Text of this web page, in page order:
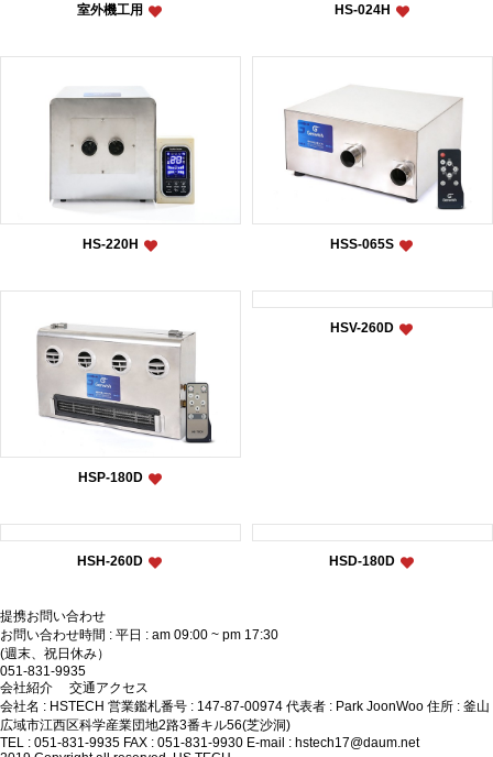
室外機工用 HS-024H
HS-220H HSS-065S
HSP-180D
HSV-260D
HSH-260D HSD-180D
提携お問い合わせ
お問い合わせ時間 : 平日 : am 09:00 ~ pm 17:30
(週末、祝日休み）
051-831-9935
会社紹介
交通アクセス
会社名 : HSTECH 営業鑑札番号 : 147-87-00974 代表者 : Park JoonWoo 住所 : 釜山
広域市江西区科学産業団地2路3番キル56(芝沙洞)
TEL : 051-831-9935 FAX : 051-831-9930 E-mail : hstech17@daum.net